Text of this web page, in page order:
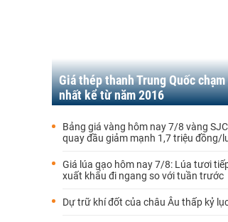
Giá thép thanh Trung Quốc
nhất kể từ năm 2016
Bảng giá vàng hôm nay 7/8 vàng
quay đầu giảm mạnh 1,7 triệu đồng/
Giá lúa gạo hôm nay 7/8: Lúa tươi
xuất khẩu đi ngang so với tuần trước
Dự trữ khí đốt của châu Âu thấp kỷ